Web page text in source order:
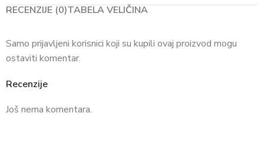
RECENZIJE (0)TABELA VELIČINA
Recenzije
Još nema komentara.
Samo prijavljeni korisnici koji su kupili ovaj proizvod mogu
ostaviti komentar.